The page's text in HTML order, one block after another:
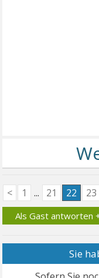
< 1 ... 21 22 23
Als Gast antworten
Sie